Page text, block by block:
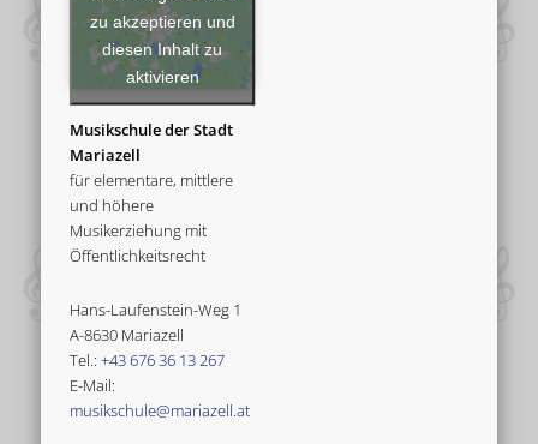
zu akzeptieren und
diesen Inhalt zu
aktivieren
Musikschule der Stadt
Mariazell
für elementare, mittlere
und höhere
Musikerziehung mit
Öffentlichkeitsrecht
Hans-Laufenstein-Weg 1
A-8630 Mariazell
Tel.:+43 676 36 13 267
E-Mail:
musikschule@mariazell.at